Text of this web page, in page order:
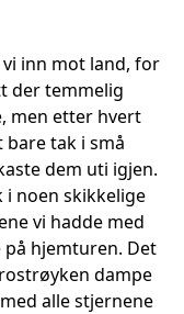
inn mot land, for
der temmelig
men etter hvert
tak i små
dem uti igjen.
i noen skikkelige
vi hadde med
hjemturen. Det
dampe
alle stjernene